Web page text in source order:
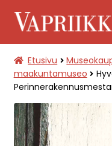
Siirry
navigointiin
Siirry
sisältöön
PÄÄSYLIPUT
MUSEOKAUPPA
Etusivu
maakuntamuseo